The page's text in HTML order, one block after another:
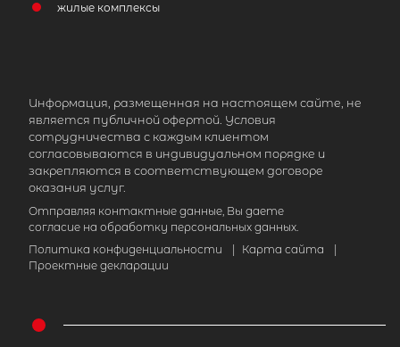
жилые комплексы
Информация, размещенная на настоящем сайте, не
является публичной офертой. Условия
сотрудничества с каждым клиентом
согласовываются в индивидуальном порядке и
закрепляются в соответствующем договоре
оказания услуг.
Отправляя контактные данные, Вы даете
согласие на обработку персональных данных.
Политика конфиденциальности
Карта сайта
Проектные декларации